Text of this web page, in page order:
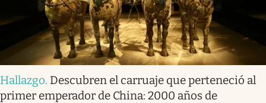
Hallazgo. Descubren el carruaje que perteneció al
primer emperador de China: 2000 años de